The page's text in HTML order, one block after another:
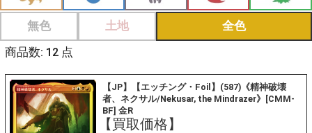
無色 土地
全色
商品数: 12 点
【JP】【エッチング・Foil】(587)《精神破壊
者、ネクサル/Nekusar, the Mindrazer》[CMM-
BF] 金R
【買取価格】